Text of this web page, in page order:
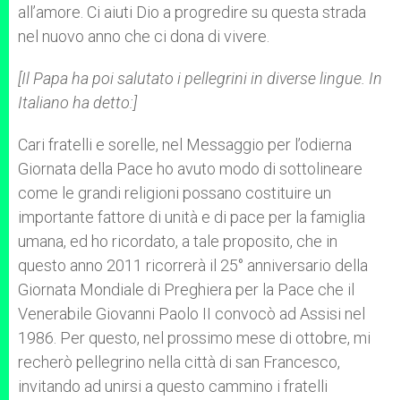
all’amore. Ci aiuti Dio a progredire su questa strada
nel nuovo anno che ci dona di vivere.
[Il Papa ha poi salutato i pellegrini in diverse lingue. In
Italiano ha detto:]
Cari fratelli e sorelle, nel Messaggio per l’odierna
Giornata della Pace ho avuto modo di sottolineare
come le grandi religioni possano costituire un
importante fattore di unità e di pace per la famiglia
umana, ed ho ricordato, a tale proposito, che in
questo anno 2011 ricorrerà il 25° anniversario della
Giornata Mondiale di Preghiera per la Pace che il
Venerabile Giovanni Paolo II convocò ad Assisi nel
1986. Per questo, nel prossimo mese di ottobre, mi
recherò pellegrino nella città di san Francesco,
invitando ad unirsi a questo cammino i fratelli